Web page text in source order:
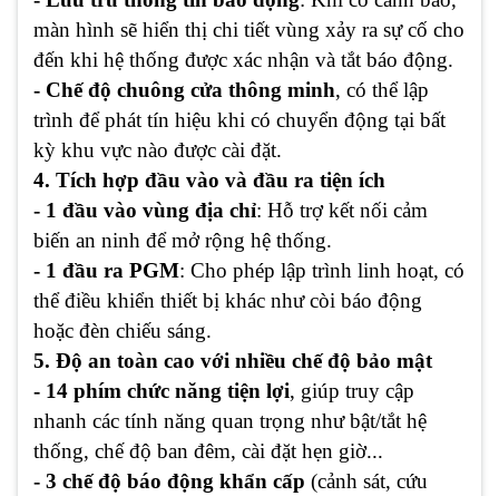
màn hình sẽ hiển thị chi tiết vùng xảy ra sự cố cho
đến khi hệ thống được xác nhận và tắt báo động.
- Chế độ chuông cửa thông minh, có thể lập
trình để phát tín hiệu khi có chuyển động tại bất
kỳ khu vực nào được cài đặt.
4. Tích hợp đầu vào và đầu ra tiện ích
- 1 đầu vào vùng địa chỉ: Hỗ trợ kết nối cảm
biến an ninh để mở rộng hệ thống.
- 1 đầu ra PGM: Cho phép lập trình linh hoạt, có
thể điều khiển thiết bị khác như còi báo động
hoặc đèn chiếu sáng.
5. Độ an toàn cao với nhiều chế độ bảo mật
- 14 phím chức năng tiện lợi, giúp truy cập
nhanh các tính năng quan trọng như bật/tắt hệ
thống, chế độ ban đêm, cài đặt hẹn giờ...
- 3 chế độ báo động khẩn cấp (cảnh sát, cứu